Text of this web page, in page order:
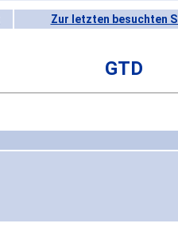
Zur letzten besuchten
GTD